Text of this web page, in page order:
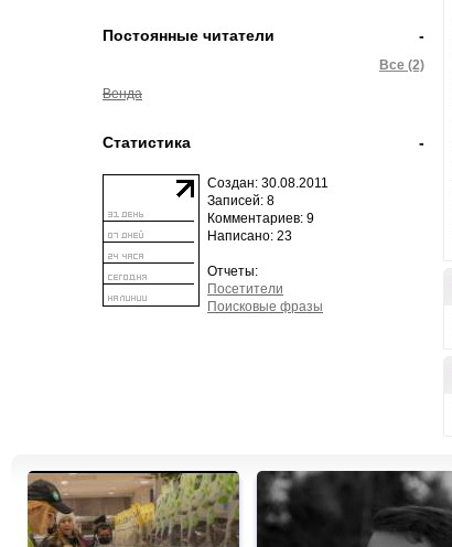
-
Постоянные читатели
Все (2)
Венда
-
Статистика
Создан: 30.08.2011
Записей: 8
Комментариев: 9
Написано: 23
Отчеты:
Посетители
Поисковые фразы